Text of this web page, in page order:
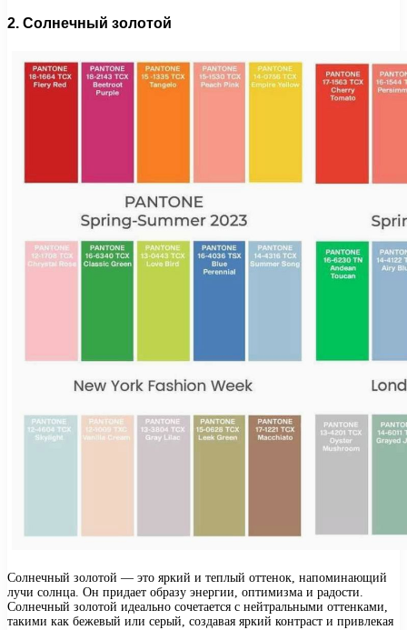
2. Солнечный золотой
Солнечный золотой — это яркий и теплый оттенок, напоминающий
лучи солнца. Он придает образу энергии, оптимизма и радости.
Солнечный золотой идеально сочетается с нейтральными оттенками,
такими как бежевый или серый, создавая яркий контраст и привлекая